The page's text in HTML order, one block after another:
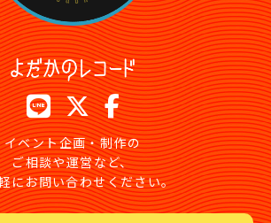
イベント企画・制作の
ご相談や運営など、
にお問い合わせください。